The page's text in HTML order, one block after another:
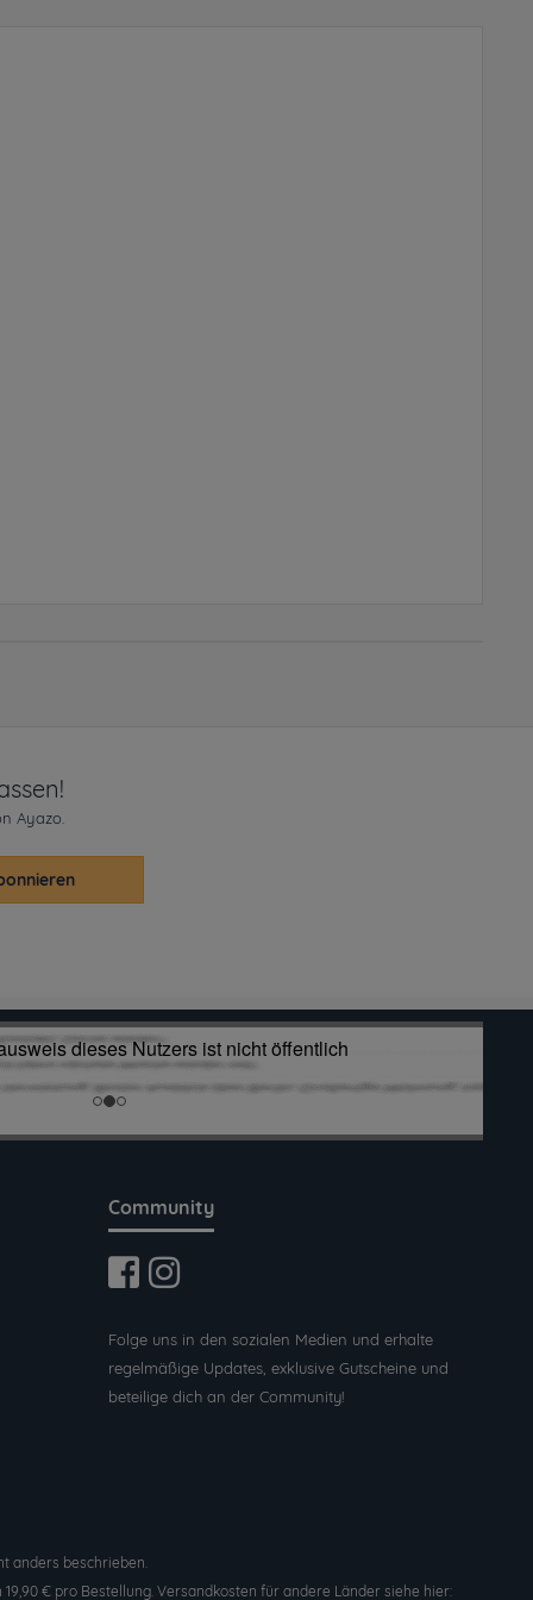
Ayazo.
Community
Folge uns in den sozialen Medien und erhalte
regelmäßige Updates, exklusive Gutscheine und
beteilige dich an der Community!
anders beschrieben.
€ pro Bestellung. Versandkosten für andere Länder siehe hier: